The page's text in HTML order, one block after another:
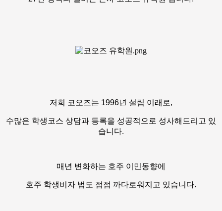
저희 코오즈는 1996년 설립 이래로,
수많은 학생코스 상담과 등록을 성공적으로 성사해드리고 있
습니다.
매년 변화하는 호주 이민동향에
호주 학생비자 법도 점점 까다로워지고 있습니다.